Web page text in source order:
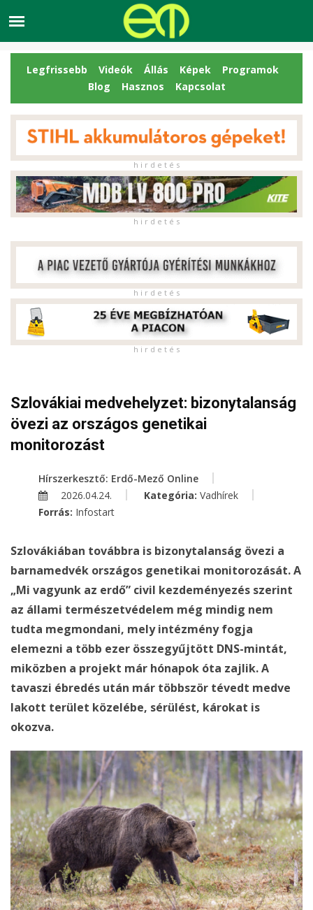
Legfrissebb Videók Állás Képek
Programok
Blog
Hasznos Kapcsolat
h i r d e t é s
h i r d e t é s
h i r d e t é s
h i r d e t é s
Szlovákiai medvehelyzet: bizonytalanság
övezi az országos genetikai
monitorozást
Hírszerkesztő: Erdő-Mező Online
2026.04.24.
Kategória: Vadhírek
Forrás: Infostart
Szlovákiában továbbra is bizonytalanság övezi a
barnamedvék országos genetikai monitorozását. A
„Mi vagyunk az erdő” civil kezdeményezés szerint
az állami természetvédelem még mindig nem
tudta megmondani, mely intézmény fogja
elemezni a több ezer összegyűjtött DNS-mintát,
miközben a projekt már hónapok óta zajlik. A
tavaszi ébredés után már többször tévedt medve
lakott terület közelébe, sérülést, károkat is
okozva.